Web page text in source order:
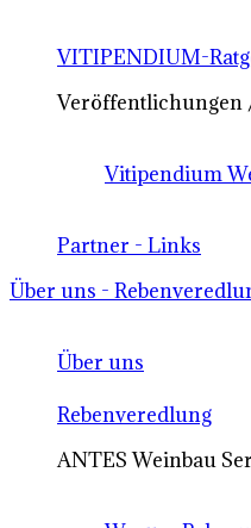
VITIPENDIUM-
Veröffentlichungen
Vitipendium
Partner - Links
Über uns -
Über uns
Rebenveredlung
ANTES Weinbau